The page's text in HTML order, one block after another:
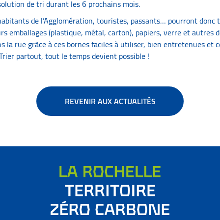
de tri durant les 6 prochains mois.
de l’Agglomération, touristes, passants… pourront donc
emballages (plastique, métal, carton), papiers, verre et autres
la rue grâce à ces bornes faciles à utiliser, bien entretenues et
partout, tout le temps devient possible !
REVENIR AUX ACTUALITÉS